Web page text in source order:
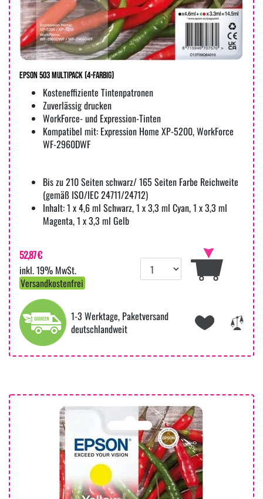
Epson 503 Multipack (4-farbig)
Kosteneffiziente Tintenpatronen
Zuverlässig drucken
WorkForce- und Expression-Tinten
Kompatibel mit: Expression Home XP-5200, WorkForce
WF-2960DWF
Bis zu 210 Seiten schwarz/ 165 Seiten Farbe Reichweite
(gemäß ISO/IEC 24711/24712)
Inhalt: 1 x 4,6 ml Schwarz, 1 x 3,3 ml Cyan, 1 x 3,3 ml
Magenta, 1 x 3,3 ml Gelb
52,87 €
inkl. 19% MwSt.
Versandkostenfrei
1-3 Werktage, Paketversand
deutschlandweit